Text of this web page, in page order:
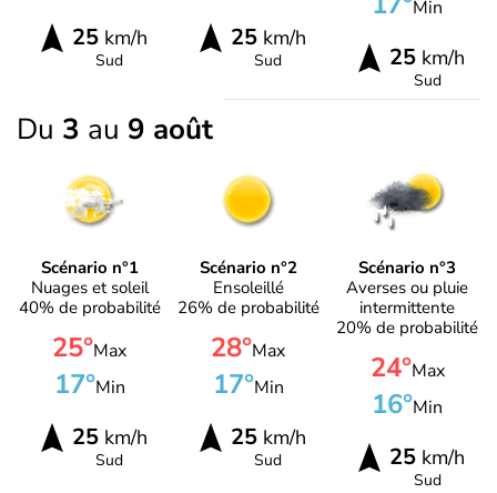
25km/h
Sud
25km/h
Sud
Min
25 km/h
Sud
Du 3 au 9 août
Scénario n°1
Nuages et soleil
40% de probabilité
25°Max
17°Min
25km/h
Sud
Scénario n°2
Ensoleillé
26% de probabilité
28°Max
17°Min
25km/h
Sud
Scénario n°3
Averses ou pluie
intermittente
20% de probabilité
24°Max
16°Min
25 km/h
Sud